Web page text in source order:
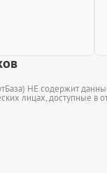
НЕ содержит
лицах, доступные в